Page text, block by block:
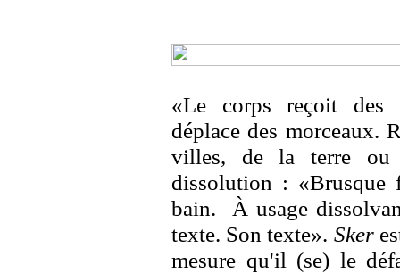
«Le corps reçoit des
déplace des morceaux.
villes, de la terre
dissolution : «Brusque
bain. À usage
texte. Son texte». Sker
mesure qu'il (se) le